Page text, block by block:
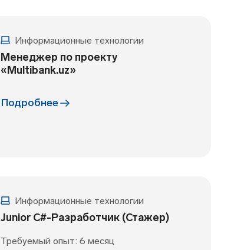
Информационные технологии
Менеджер по проекту
«Multibank.uz»
Подробнее
Информационные технологии
Junior C#-Разработчик (Стажер)
Требуемый опыт: 6 месяц